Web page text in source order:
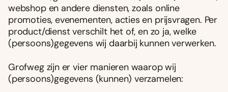
webshop en andere diensten, zoals online
promoties, evenementen, acties en prijsvragen. Per
product/dienst verschilt het of, en zo ja, welke
(persoons)gegevens wij daarbij kunnen verwerken.
Grofweg zijn er vier manieren waarop wij
(persoons)gegevens (kunnen) verzamelen: